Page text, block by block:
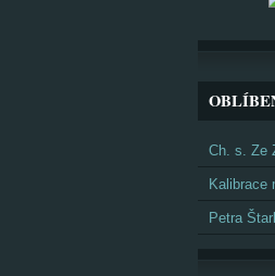
Ch. s. Ze
Kalibrace
Petra